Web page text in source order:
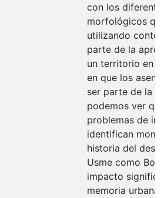
con los
morfológicos
utilizando
parte de la
un territorio en
en que los
ser parte de la
podemos ver
problemas de
identifican
historia del
Usme como
impacto
memoria urbana